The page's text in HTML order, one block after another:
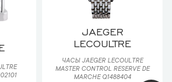
JAEGER
LECOULTRE
ЧАСЫ JAEGER LECOULTRE
MASTER CONTROL RESERVE DE
MARCHE Q1488404